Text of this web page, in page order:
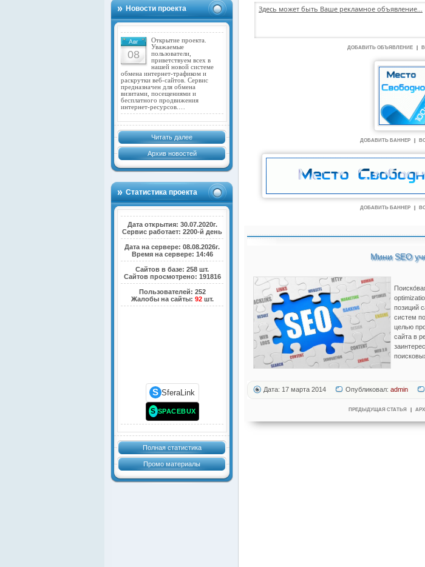
Новости проекта
Авг
08
Открытие проекта.
Уважаемые
пользователи,
приветствуем всех в
нашей новой системе
обмена интернет-трафиком и
раскрутки веб-сайтов. Сервис
предназначен для обмена
визитами, посещениями и
бесплатного продвижения
интернет-ресурсов.…
Читать далее
Архив новостей
Статистика проекта
Дата открытия: 30.07.2020г.
Сервис работает: 2200-й день
Дата на сервере: 08.08.2026г.
Время на сервере: 14:46
Сайтов в базе: 258 шт.
Сайтов просмотрено: 191816
Пользователей: 252
Жалобы на сайты: 92шт.
S SferaLink
S SPACEBUX
Полная статистика
Промо материалы
Здесь может быть Ваше рекламное объявление...
ДОБАВИТЬ ОБЪЯВЛЕНИЕ
ДОБАВИТЬ БАННЕР
ДОБАВИТЬ БАННЕР
Мини SEO
позиций
систем
целью
сайта в
Дата: 17 марта 2014 Опубликовал: admin
ПРЕДЫДУЩАЯ СТАТЬЯ